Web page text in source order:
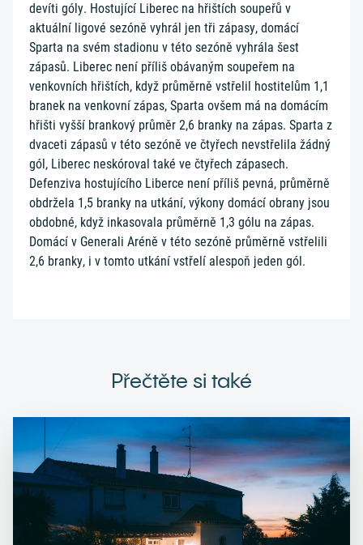
devíti góly. Hostující Liberec na hřištích soupeřů v
aktuální ligové sezóně vyhrál jen tři zápasy, domácí
Sparta na svém stadionu v této sezóně vyhrála šest
zápasů. Liberec není příliš obávaným soupeřem na
venkovních hřištích, když průměrně vstřelil hostitelům 1,1
branek na venkovní zápas, Sparta ovšem má na domácím
hřišti vyšší brankový průměr 2,6 branky na zápas. Sparta z
dvaceti zápasů v této sezóně ve čtyřech nevstřelila žádný
gól, Liberec neskóroval také ve čtyřech zápasech.
Defenziva hostujícího Liberce není příliš pevná, průměrně
obdržela 1,5 branky na utkání, výkony domácí obrany jsou
obdobné, když inkasovala průměrně 1,3 gólu na zápas.
Domácí v Generali Aréně v této sezóně průměrně vstřelili
2,6 branky, i v tomto utkání vstřelí alespoň jeden gól.
Přečtěte si také